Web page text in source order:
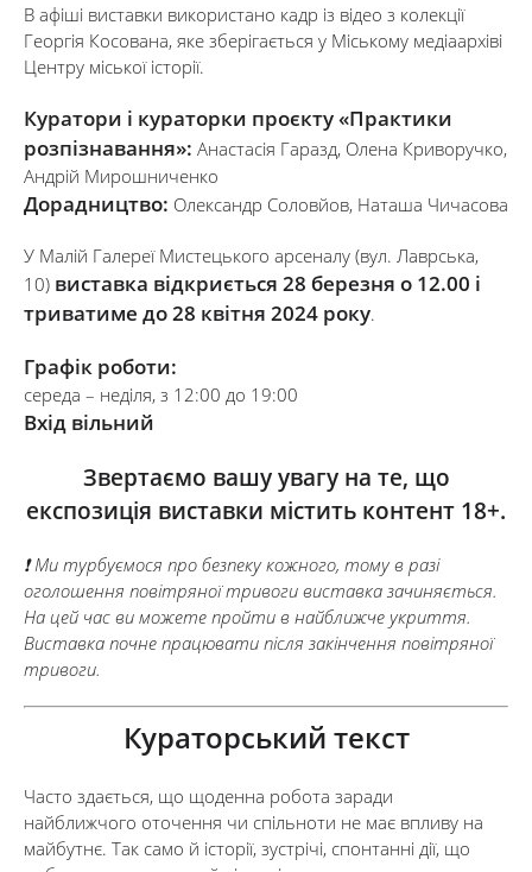
В афіші виставки використано кадр із відео з колекції
Георгія Косована, яке зберігається у Міському медіаархіві
Центру міської історії.
Куратори і кураторки проєкту «Практики
розпізнавання»: Анастасія Гаразд, Олена Криворучко,
Андрій Мирошниченко
Дорадництво: Олександр Соловйов, Наташа Чичасова
У Малій Галереї Мистецького арсеналу (вул. Лаврська,
10) виставка відкриється 28 березня о 12.00 і
триватиме до 28 квітня 2024 року.
Графік роботи:
середа – неділя, з 12:00 до 19:00
Вхід вільний
Звертаємо вашу увагу на те, що
експозиція виставки містить контент 18+.
❗ Ми турбуємося про безпеку кожного, тому в разі
оголошення повітряної тривоги виставка зачиняється.
На цей час ви можете пройти в найближче укриття.
Виставка почне працювати після закінчення повітряної
тривоги.
Кураторський текст
Часто здається, що щоденна робота заради
найближчого оточення чи спільноти не має впливу на
майбутнє. Так само й історії, зустрічі, спонтанні дії, що